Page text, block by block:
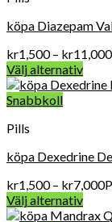
köpa Diazepam
kr1,500 – kr11,000
Välj alternativ
Snabbkoll
Pills
köpa Dexedrine
kr1,500 – kr7,000
Välj alternativ